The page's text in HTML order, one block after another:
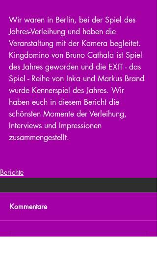
Wir waren in Berlin, bei der Spiel des
Jahres-Verleihung und haben die
Veranstaltung mit der Kamera begleitet.
Kingdomino von Bruno Cathala ist Spiel
des Jahres geworden und die EXIT - das
Spiel - Reihe von Inka und Markus Brand
wurde Kennerspiel des Jahres. Wir
haben euch in diesem Bericht die
schönsten Momente der Verleihung,
Interviews und Impressionen
zusammengestellt.
Berichte
Kommentare